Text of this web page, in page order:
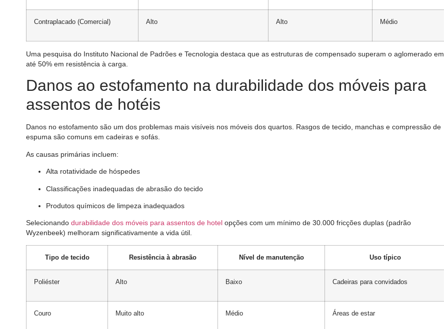
Contraplacado (Comercial) Alto Alto Médio
Uma pesquisa do Instituto Nacional de Padrões e Tecnologia destaca que as estruturas de compensado superam o aglomerado em
até 50% em resistência à carga.
Danos ao estofamento na durabilidade dos móveis para
assentos de hotéis
Danos no estofamento são um dos problemas mais visíveis nos móveis dos quartos. Rasgos de tecido, manchas e compressão de
espuma são comuns em cadeiras e sofás.
As causas primárias incluem:
Alta rotatividade de hóspedes
Classificações inadequadas de abrasão do tecido
Produtos químicos de limpeza inadequados
Selecionando durabilidade dos móveis para assentos de hotel opções com um mínimo de 30.000 fricções duplas (padrão
Wyzenbeek) melhoram significativamente a vida útil.
Tipo de tecido Resistência à abrasão Nível de manutenção Uso típico
Poliéster Alto Baixo Cadeiras para convidados
Couro Muito alto Médio Áreas de estar